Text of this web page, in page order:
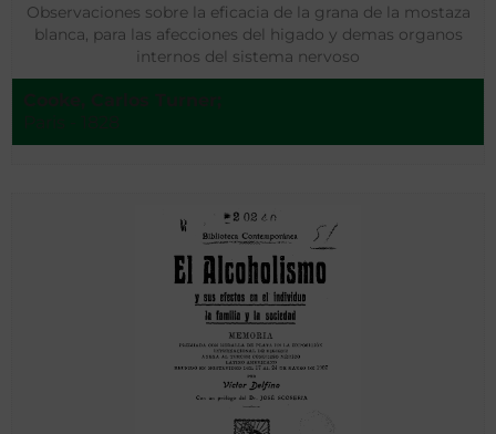
Observaciones sobre la eficacia de la grana de la mostaza
blanca, para las afecciones del higado y demas organos
internos del sistema nervoso